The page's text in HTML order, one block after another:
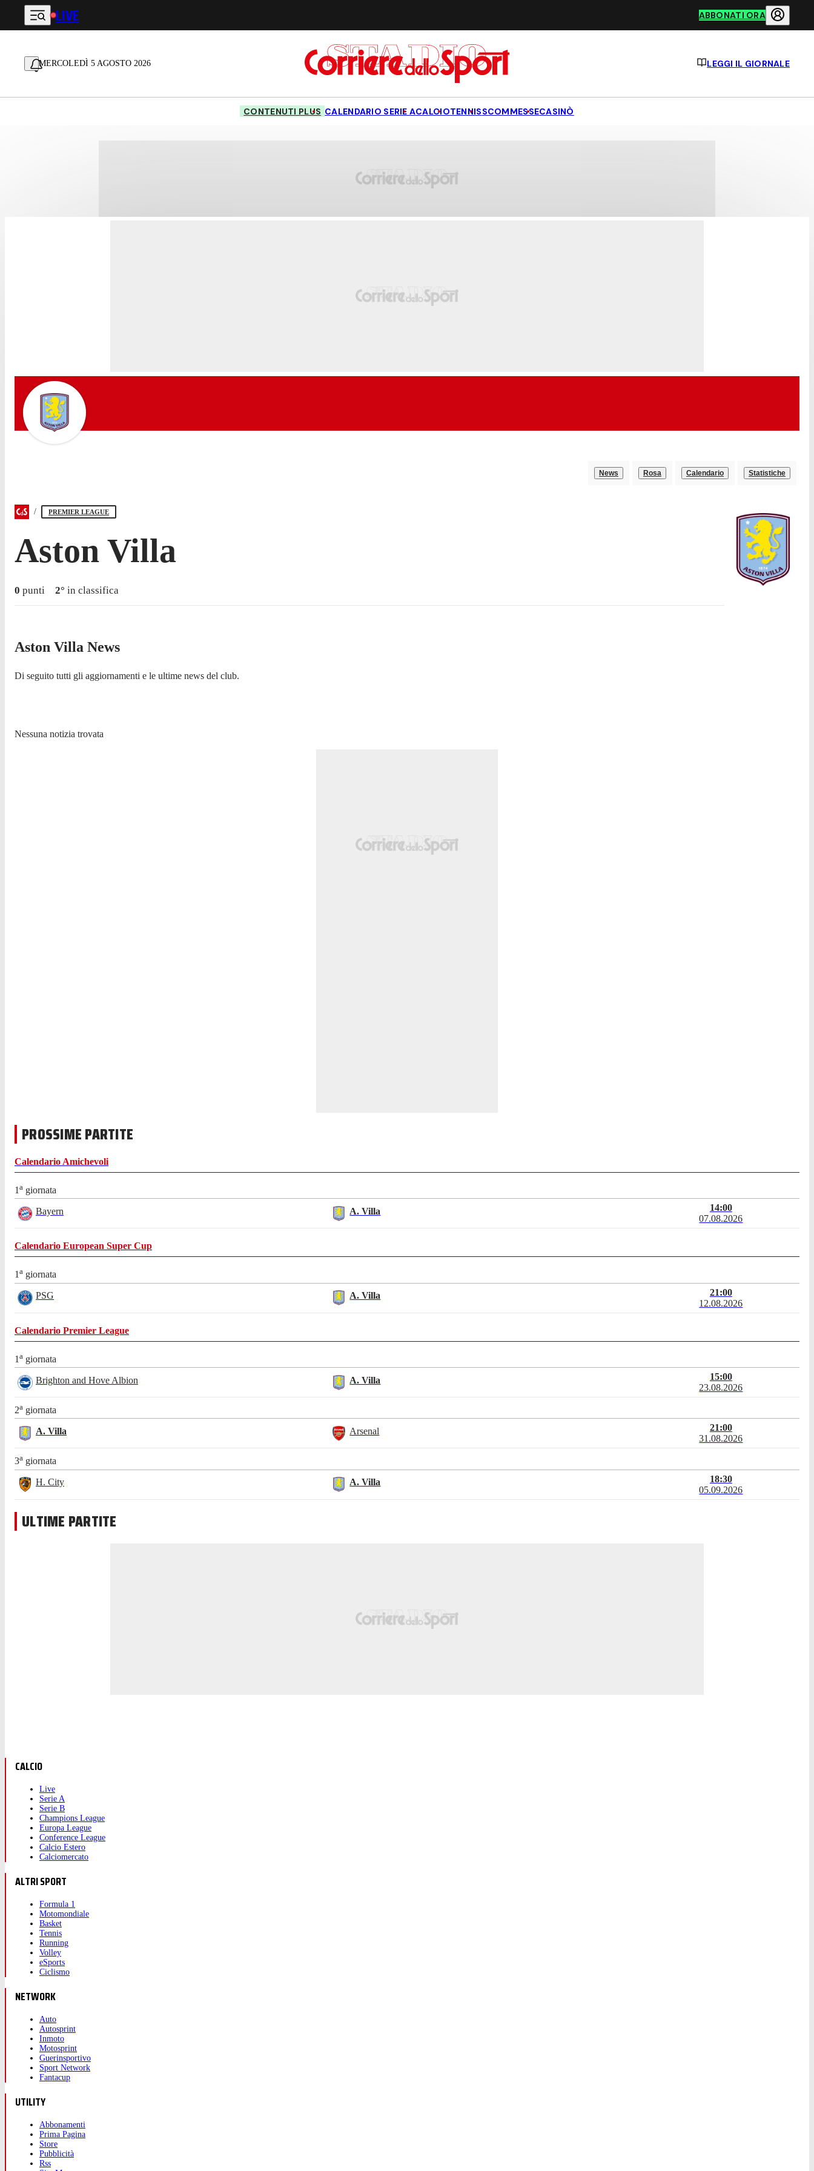
Vai al contenuto principale
LIVE ABBONATI ORA
MERCOLEDÌ 5 AGOSTO 2026 LEGGI IL GIORNALE
CONTENUTI PLUS CALENDARIO SERIE ACALCIOTENNISSCOMMESSECASINÒ
News Rosa Calendario Statistiche
PREMIER LEAGUE
Aston Villa
0 punti 2° in classifica
Aston Villa News
Di seguito tutti gli aggiornamenti e le ultime news del club.
Nessuna notizia trovata
PROSSIME PARTITE
Calendario Amichevoli
1a giornata
Bayern A. Villa
14:00
07.08.2026
Calendario European Super Cup
1a giornata
PSG A. Villa
21:00
12.08.2026
Calendario Premier League
1 a giornata
Brighton and Hove Albion A. Villa
15:00
23.08.2026
2a giornata
A. Villa Arsenal
21:00
31.08.2026
3a giornata
H. City A. Villa
18:30
05.09.2026
ULTIME PARTITE
CALCIO
Live
Serie A
Serie B
Champions League
Europa League
Conference League
Calcio Estero
Calciomercato
ALTRI SPORT
Formula 1
Motomondiale
Basket
Tennis
Running
Volley
eSports
Ciclismo
NETWORK
Auto
Autosprint
Inmoto
Motosprint
Guerinsportivo
Sport Network
Fantacup
UTILITY
Abbonamenti
Prima Pagina
Store
Pubblicità
Rss